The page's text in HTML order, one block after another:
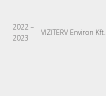
2022 –
2023
VIZITERV Environ Kft.